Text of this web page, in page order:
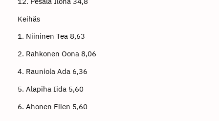
Keihäs
1. Niininen Tea 8,63
2. Rahkonen Oona 8,06
4. Rauniola Ada 6,36
5. Alapiha Iida 5,60
6. Ahonen Ellen 5,60